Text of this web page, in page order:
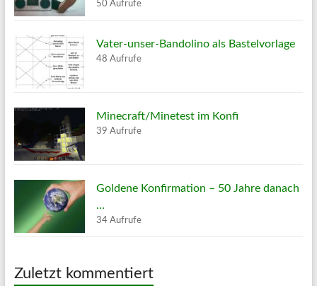
50 Aufrufe
Vater-unser-Bandolino als Bastelvorlage
48 Aufrufe
Minecraft/Minetest im Konfi
39 Aufrufe
Goldene Konfirmation – 50 Jahre danach
…
34 Aufrufe
Zuletzt kommentiert